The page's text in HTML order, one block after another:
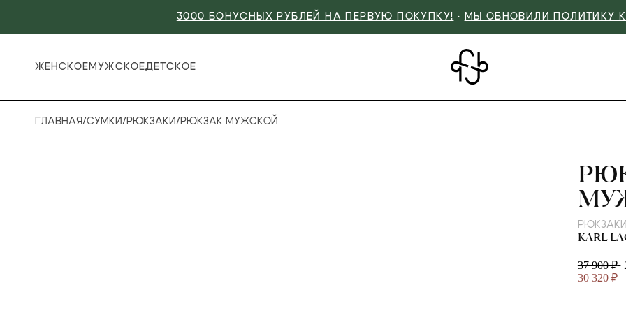
3000 БОНУСНЫХ РУБЛЕЙ НА ПЕРВУЮ ПОКУПКУ! • МЫ ОБНОВИЛИ ПОЛИТИКУ
ЖЕНСКОЕ МУЖСКОЕДЕТСКОЕ
ГЛАВНАЯ/СУМКИ/ РЮКЗАКИ/ РЮКЗАК МУЖСКОЙ
РЮКЗАКИ
KARL
37 900 ₽-
30 320 ₽